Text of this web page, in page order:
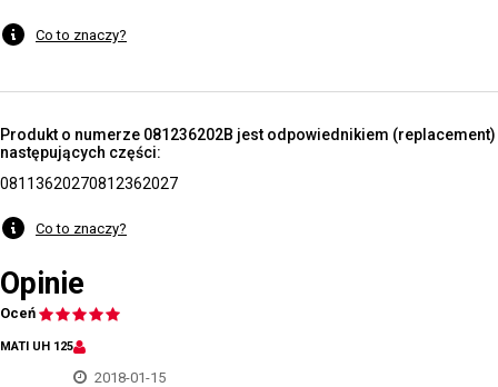
Co to znaczy?
Produkt o numerze 081236202B jest odpowiednikiem (replacement)
następujących części:
08113620270812362027
Co to znaczy?
Opinie
Oceń
MATI UH 125
2018-01-15